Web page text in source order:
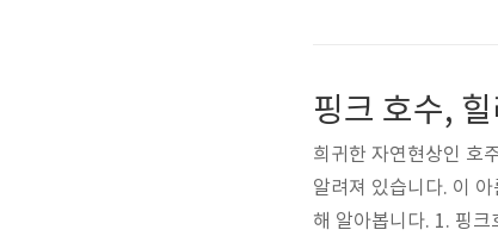
면, 마찰에 의해 운석
핑크 호수,
희귀한 자연현상인 호
알려져 있습니다. 이
해 알아봅니다. 1. 핑